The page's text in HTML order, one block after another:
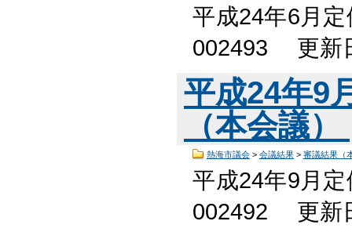
平成24年6月
002493 更新
平成24年9
（本会議）
熱海市議会> 会議結果> 審議結果（
平成24年9月
002492 更新